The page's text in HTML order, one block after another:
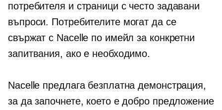
потребителя и страници с често задавани
въпроси. Потребителите могат да се
свържат с Nacelle по имейл за конкретни
запитвания, ако е необходимо.
Nacelle предлага безплатна демонстрация,
за да започнете, което е добро предложение